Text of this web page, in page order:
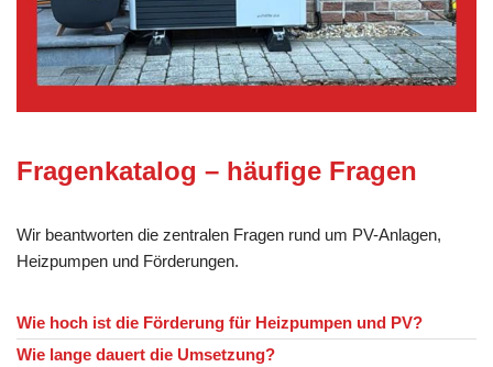
Fragenkatalog – häufige Fragen
Wir beantworten die zentralen Fragen rund um PV-Anlagen,
Heizpumpen und Förderungen.
Wie hoch ist die Förderung für Heizpumpen und PV?
Wie lange dauert die Umsetzung?